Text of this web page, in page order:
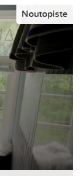
Noutopiste